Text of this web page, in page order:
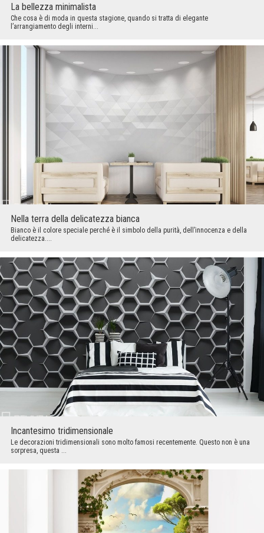
La bellezza minimalista
Che cosa è di moda in questa stagione, quando si tratta di elegante
l’arrangiamento degli interni...
Nella terra della delicatezza bianca
Bianco è il colore speciale perché è il simbolo della purità, dell’innocenza e della
delicatezza....
Incantesimo tridimensionale
Le decorazioni tridimensionali sono molto famosi recentemente. Questo non è una
sorpresa, questa ...